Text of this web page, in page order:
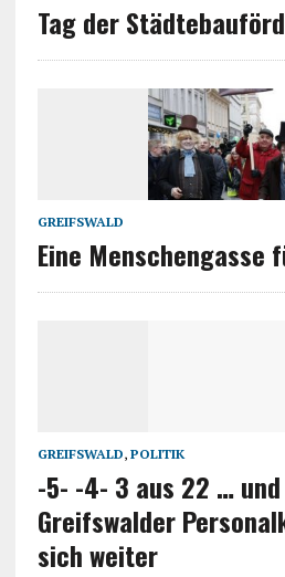
Tag der
GREIFSWALD
Eine Menschengasse
GREIFSWALD, POLITIK
-5- -4- 3 aus 22 …
Greifswalder
sich weiter